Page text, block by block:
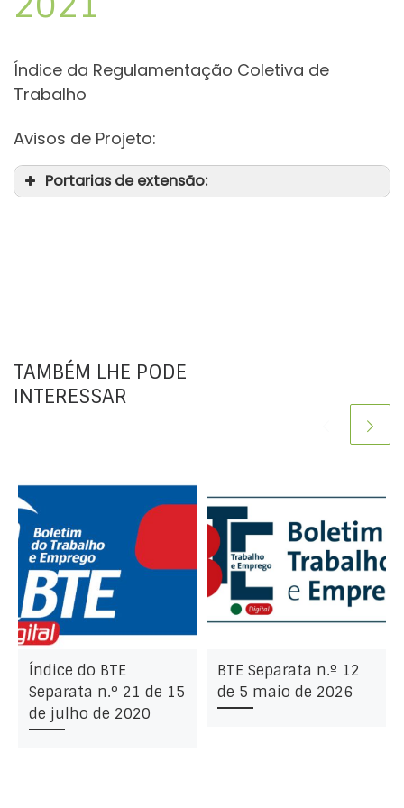
Índice da Regulamentação Coletiva de
Trabalho
Avisos de Projeto:
Portarias de extensão:
TAMBÉM LHE PODE
INTERESSAR
Índice do BTE
Separata n.º 21 de 15
de julho de 2020
BTE Separata n.º 12
de 5 maio de 2026